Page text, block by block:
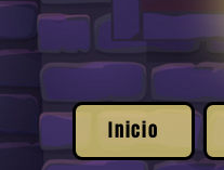
Inicio